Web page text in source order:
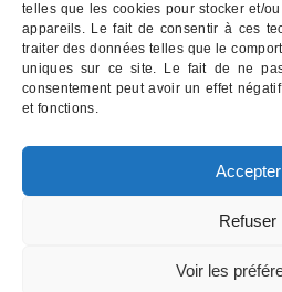
telles que les cookies pour stocker et/
appareils. Le fait de consentir à ces
traiter des données telles que le
uniques sur ce site. Le fait de ne
consentement peut avoir un effet
et fonctions.
Accepter
Refuser
Voir les
Contactez-nous :
INSTITUT D'HYPNOSE PALOIS
Institut d'Hypnose Palois - 17